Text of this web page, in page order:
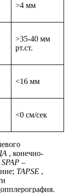
>4 мм
>35-40 мм
рт.ст.
<16 мм
<0 см/сек
, конечно-
SPAP –
TAPSE ,